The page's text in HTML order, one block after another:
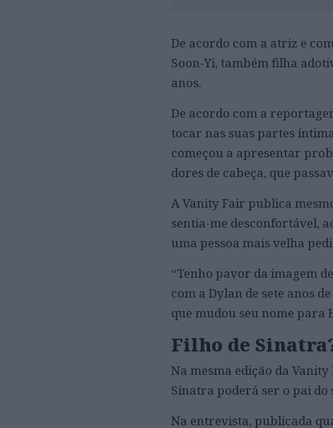
De acordo com a atriz e
Soon-Yi, também filha
anos.
De acordo com a
tocar nas suas partes
começou a apresentar
dores de cabeça, que
A Vanity Fair publica
sentia-me desconfortável,
uma pessoa mais velha
“Tenho pavor da imagem
com a Dylan de sete anos
que mudou seu nome para
Filho de
Na mesma edição da
Sinatra poderá ser o pai do
Na entrevista, publicada